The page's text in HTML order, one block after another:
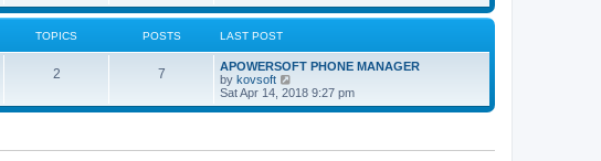
o
s
e
s
p
o
t
e
t
e
s
t
p
TOPICS POSTS LAST POST
2 7
APOWERSOFT PHONE MANAGER
by kovsoft
i
e
Sat Apr 14, 2018 9:27 pm